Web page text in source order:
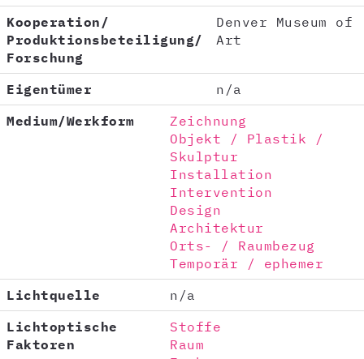
Kooperation/
Produktionsbeteiligung/
Forschung
Denver Museum of
Art
Eigentümer
n/a
Medium/Werkform
Zeichnung
Objekt / Plastik /
Skulptur
Installation
Intervention
Design
Architektur
Orts- / Raumbezug
Temporär / ephemer
Lichtquelle
n/a
Lichtoptische
Faktoren
Stoffe
Raum